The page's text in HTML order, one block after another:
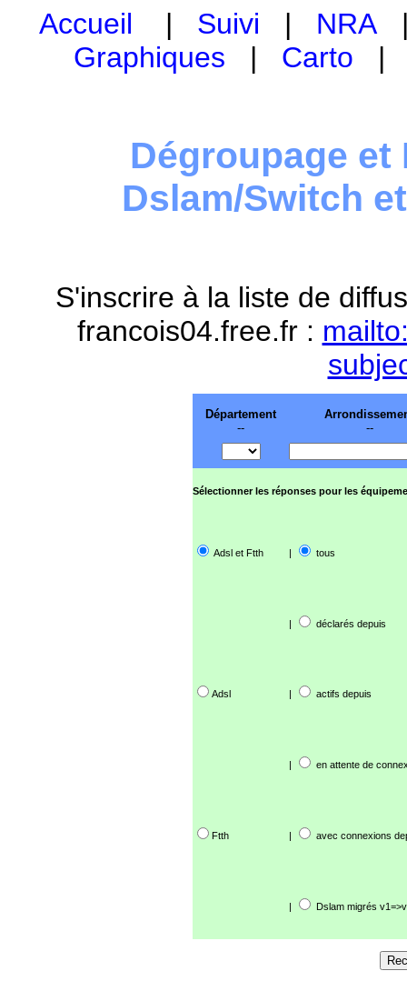
Accueil | Suivi | NRA
Graphiques | Carto
Dégroupage et
Dslam/Switch
S'inscrire à la liste de
francois04.free.fr :
Département
--
--
Sélectionner les réponses pour les
Adsl et Ftth | tous
| déclarés depuis
Adsl | actifs depuis
| en attente de
Ftth | avec connexions
| Dslam migrés